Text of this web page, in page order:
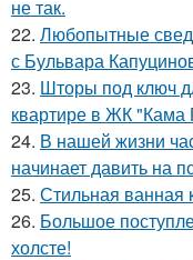
не так.
22. Любопытные
с Бульвара
23. Шторы под ключ
квартире в ЖК "Кама
24. В нашей жизни
начинает давить на
25. Стильная ванная
26. Большое
холсте!